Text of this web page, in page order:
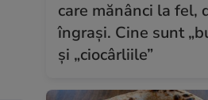
care mănânci la fel,
îngrași. Cine sunt
și „ciocârliile”